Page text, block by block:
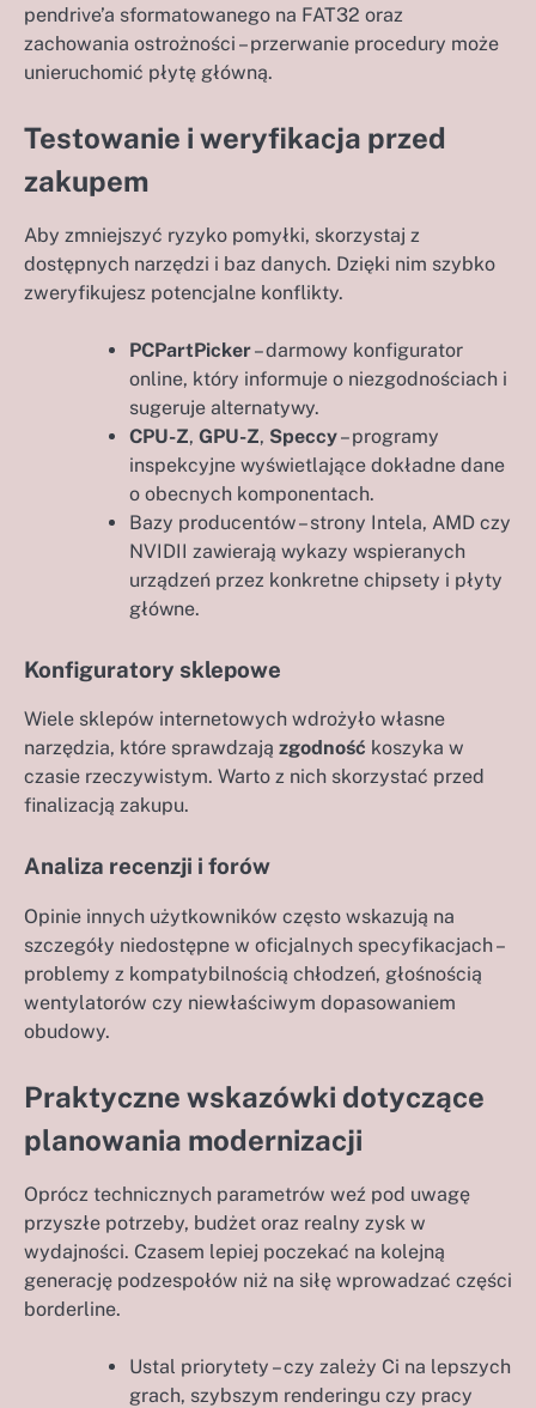
pendrive’a sformatowanego na FAT32 oraz
zachowania ostrożności – przerwanie procedury może
unieruchomić płytę główną.
Testowanie i weryfikacja przed
zakupem
Aby zmniejszyć ryzyko pomyłki, skorzystaj z
dostępnych narzędzi i baz danych. Dzięki nim szybko
zweryfikujesz potencjalne konflikty.
PCPartPicker– darmowy konfigurator
online, który informuje o niezgodnościach i
sugeruje alternatywy.
CPU-Z, GPU-Z, Speccy– programy
inspekcyjne wyświetlające dokładne dane
o obecnych komponentach.
Bazy producentów – strony Intela, AMD czy
NVIDII zawierają wykazy wspieranych
urządzeń przez konkretne chipsety i płyty
główne.
Konfiguratory sklepowe
Wiele sklepów internetowych wdrożyło własne
narzędzia, które sprawdzają zgodność koszyka w
czasie rzeczywistym. Warto z nich skorzystać przed
finalizacją zakupu.
Analiza recenzji i forów
Opinie innych użytkowników często wskazują na
szczegóły niedostępne w oficjalnych specyfikacjach –
problemy z kompatybilnością chłodzeń, głośnością
wentylatorów czy niewłaściwym dopasowaniem
obudowy.
Praktyczne wskazówki dotyczące
planowania modernizacji
Oprócz technicznych parametrów weź pod uwagę
przyszłe potrzeby, budżet oraz realny zysk w
wydajności. Czasem lepiej poczekać na kolejną
generację podzespołów niż na siłę wprowadzać części
borderline.
Ustal priorytety – czy zależy Ci na lepszych
grach, szybszym renderingu czy pracy